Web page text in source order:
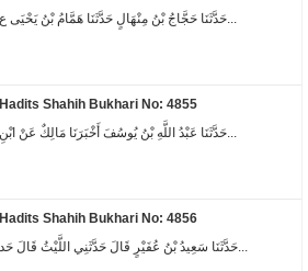
حَدَّثَنَا حَجَّاجُ بْنُ مِنْهَالٍ حَدَّثَنَا هَمَّامُ بْنُ يَحْيَى ع...
Hadits Shahih Bukhari No: 4855
حَدَّثَنَا عَبْدُ اللَّهِ بْنُ يُوسُفَ أَخْبَرَنَا مَالِكٌ عَنْ ابْنِ...
Hadits Shahih Bukhari No: 4856
حَدَّثَنَا سَعِيدُ بْنُ عُفَيْرٍ قَالَ حَدَّثَنِي اللَّيْثُ قَالَ حَد...